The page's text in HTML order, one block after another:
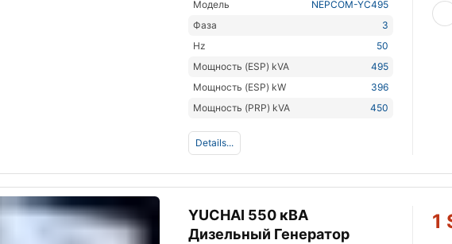
Модель
NEPCOM-YC495
Фаза
3
Hz
50
Мощность (ESP) kVA
495
Мощность (ESP) kW
396
Мощность (PRP) kVA
450
Details...
YUCHAI 550 кВА
Дизельный Генератор
1